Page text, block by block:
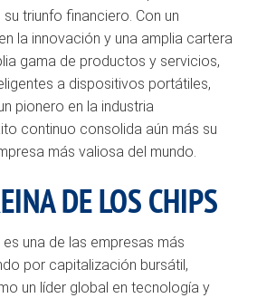
triunfo financiero. Con un
la innovación y una amplia cartera
gama de productos y servicios,
a dispositivos portátiles,
pionero en la industria
continuo consolida aún más su
más valiosa del mundo.
DE LOS CHIPS
una de las empresas más
por capitalización bursátil,
un líder global en tecnología y